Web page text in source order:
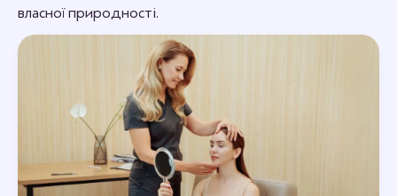
власної природності.